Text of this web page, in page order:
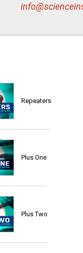
Repeaters
Plus One
Plus Two